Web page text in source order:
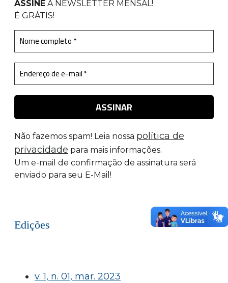
ASSINE A NEWSLETTER MENSAL!
É GRÁTIS!
Não fazemos spam! Leia nossa política de
privacidade para mais informações.
Um e-mail de confirmação de assinatura será
enviado para seu E-Mail!
Edições
v. 1, n. 01, mar. 2023